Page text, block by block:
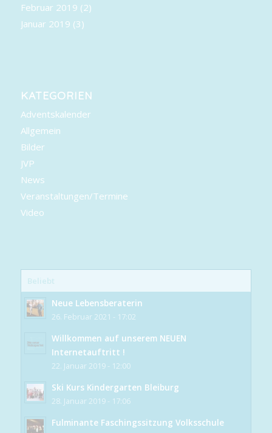
Februar 2019 (2)
Januar 2019 (3)
KATEGORIEN
Adventskalender
Allgemein
Bilder
JVP
News
Veranstaltungen/Termine
Video
Beliebt
Neue Lebensberaterin
26. Februar 2021 - 17:02
Willkommen auf unserem NEUEN
Internetauftritt !
22. Januar 2019 - 12:00
Ski Kurs Kindergarten Bleiburg
28. Januar 2019 - 17:06
Fulminante Faschingssitzung Volksschule